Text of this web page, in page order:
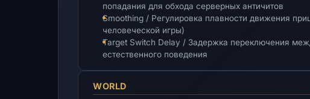
попадания для обхода серверных античитов
Smoothing / Регулировка плавности движения
человеческой игры)
Target Switch Delay / Задержка переключения
естественного поведения
WORLD